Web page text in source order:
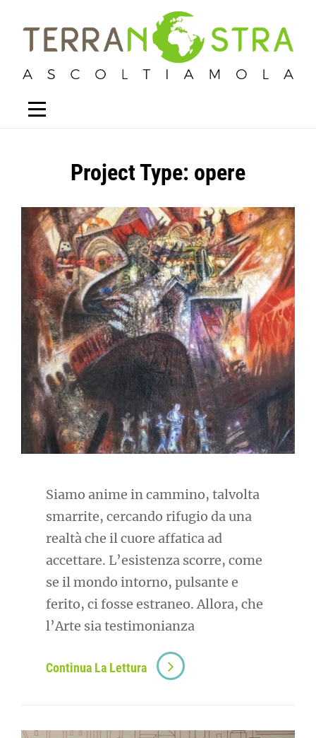
Project Type: opere
Siamo anime in cammino, talvolta
smarrite, cercando rifugio da una
realtà che il cuore affatica ad
accettare. L’esistenza scorre, come
se il mondo intorno, pulsante e
ferito, ci fosse estraneo. Allora, che
l’Arte sia testimonianza
Continua La Lettura